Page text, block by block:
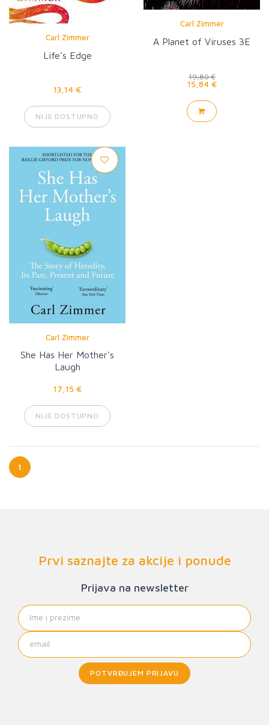
Carl Zimmer
Life's Edge
13,14 €
NIJE DOSTUPNO
Carl Zimmer
A Planet of Viruses 3E
19,80 €
15,84 €
Carl Zimmer
She Has Her Mother's
Laugh
17,15 €
NIJE DOSTUPNO
1
Prvi saznajte za akcije i ponude
Prijava na newsletter
POTVRĐUJEM PRIJAVU